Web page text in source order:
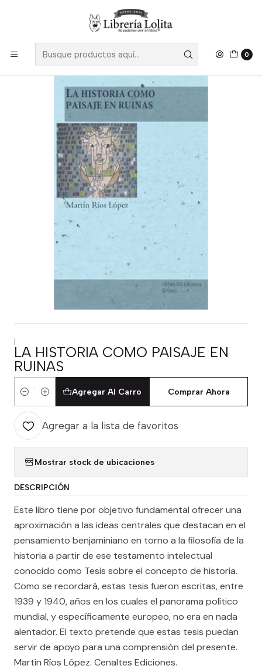
0
Despacho a todo Chile
|
LA HISTORIA COMO PAISAJE EN
RUINAS
Cantidad
Agregar Al Carro Comprar Ahora
Agregar a la lista de favoritos
Mostrar stock de ubicaciones
DESCRIPCIÓN
Este libro tiene por objetivo fundamental ofrecer una
aproximación a las ideas centrales que destacan en el
pensamiento benjaminiano en torno a la filosofía de la
historia a partir de ese testamento intelectual
conocido como Tesis sobre el concepto de historia.
Como se recordará, estas tesis fueron escritas, entre
1939 y 1940, años en los cuales el panorama político
mundial, y específicamente europeo, no era en nada
alentador. El texto pretende que estas tesis puedan
servir de apoyo para una comprensión del presente.
Martín Ríos López. Cenaltes Ediciones.